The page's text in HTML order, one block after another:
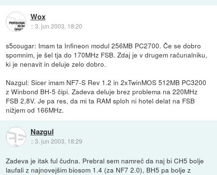
Wox
::3. jun 2003, 18:20
s5cougar: Imam ta Infineon modul 256MB PC2700. Če se dobro
spomnim, je šel tja do 170MHz FSB. Zdaj je v drugem računalniku,
ki je nenavit in deluje zelo dobro.
Nazgul: Sicer imam NF7-S Rev 1.2 in 2xTwinMOS 512MB PC3200
z Winbond BH-5 čipi. Zadeva deluje brez problema na 220MHz
FSB 2,8V. Je pa res, da mi ta RAM sploh ni hotel delat na FSB
nižjem od 166MHz.
Nazgul
::3. jun 2003, 18:29
Zadeva je itak ful čudna. Prebral sem namreč da naj bi CH5 bolje
laufali z najnovejšim biosom 1.4 (za NF7 2.0), BH5 pa bolje z